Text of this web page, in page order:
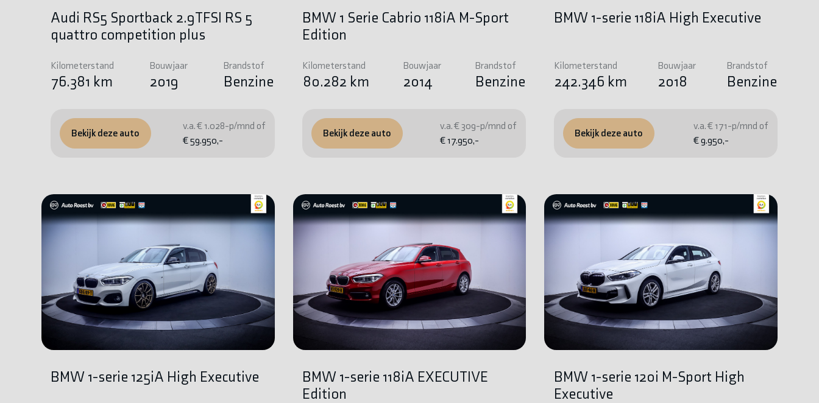
Audi RS5 Sportback 2.9TFSI RS 5
quattro competition plus
Kilometerstand
76.381 km
Bouwjaar
2019
Brandstof
Benzine
v.a. € 1.028-p/mnd of
€ 59.950,-
Bekijk deze auto
BMW 1 Serie Cabrio 118iA M-Sport
Edition
Kilometerstand
80.282 km
Bouwjaar
2014
Brandstof
Benzine
v.a. € 309-p/mnd of
€ 17.950,-
Bekijk deze auto
BMW 1-serie 118iA High Executive
Kilometerstand
242.346 km
Bouwjaar
2018
Brandstof
Benzine
v.a. € 171-p/mnd of
€ 9.950,-
Bekijk deze auto
BMW 1-serie 125iA High Executive
BMW 1-serie 118iA EXECUTIVE
Edition
BMW 1-serie 120i M-Sport High
Executive